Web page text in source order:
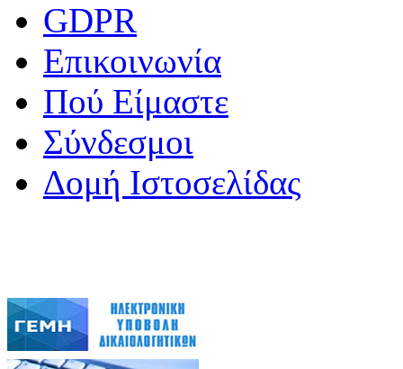
GDPR
Επικοινωνία
Πού Είμαστε
Σύνδεσμοι
Δομή Ιστοσελίδας